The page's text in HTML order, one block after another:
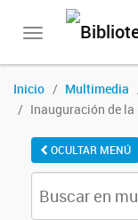
Toggle
Inicio Multimedia
Inauguración de
OCULTAR MENÚ